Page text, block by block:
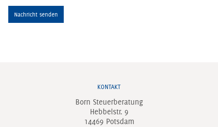
KONTAKT
Born Steuerberatung
Hebbelstr. 9
14469 Potsdam